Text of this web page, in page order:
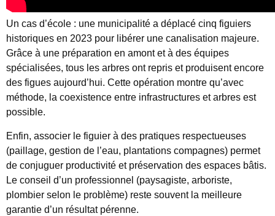
Un cas d’école : une municipalité a déplacé cinq figuiers
historiques en 2023 pour libérer une canalisation majeure.
Grâce à une préparation en amont et à des équipes
spécialisées, tous les arbres ont repris et produisent encore
des figues aujourd’hui. Cette opération montre qu’avec
méthode, la coexistence entre infrastructures et arbres est
possible.
Enfin, associer le figuier à des pratiques respectueuses
(paillage, gestion de l’eau, plantations compagnes) permet
de conjuguer productivité et préservation des espaces bâtis.
Le conseil d’un professionnel (paysagiste, arboriste,
plombier selon le problème) reste souvent la meilleure
garantie d’un résultat pérenne.